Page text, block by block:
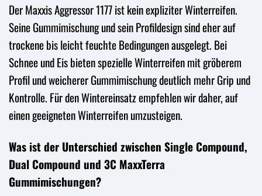
Der Maxxis Aggressor 1177 ist kein expliziter Winterreifen.
Seine Gummimischung und sein Profildesign sind eher auf
trockene bis leicht feuchte Bedingungen ausgelegt. Bei
Schnee und Eis bieten spezielle Winterreifen mit gröberem
Profil und weicherer Gummimischung deutlich mehr Grip und
Kontrolle. Für den Wintereinsatz empfehlen wir daher, auf
einen geeigneten Winterreifen umzusteigen.
Was ist der Unterschied zwischen Single Compound,
Dual Compound und 3C MaxxTerra
Gummimischungen?